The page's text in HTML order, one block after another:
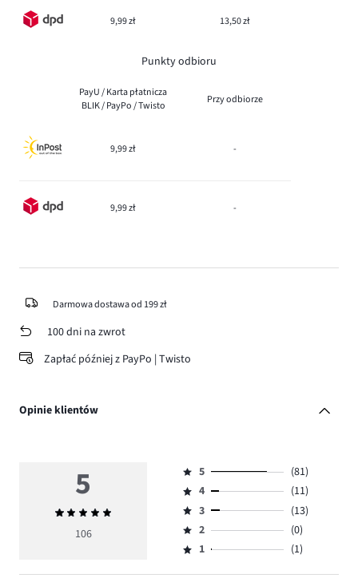
9,99 zł 13,50 zł
Punkty odbioru
PayU / Karta płatnicza
BLIK / PayPo / Twisto
Przy odbiorze
9,99 zł -
9,99 zł -
Darmowa dostawa od 199 zł
100 dni na zwrot
Zapłać później z PayPo | Twisto
Opinie klientów
5
Średnia
ocena
106
Ocena
5,
ilość
głosów
81.
5
(81)
Ocena
4,
ilość
głosów
4
(11)
Ocena
3,
ilość
3
(13)
Ocena
2,
2
(0)
Ocena
1,
1 (1)